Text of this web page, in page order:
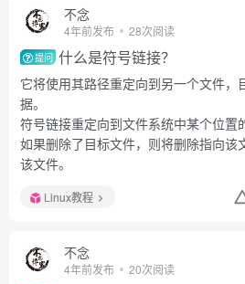
不念
4年前发布 28次阅读
提问 什么是符号链接？
它将使用其路径重定向到另一个文件，
据。
符号链接重定向到文件系统中某个位置
如果删除了目标文件，则将删除指向该
该文件。
Linux教程
不念
4年前发布 20次阅读